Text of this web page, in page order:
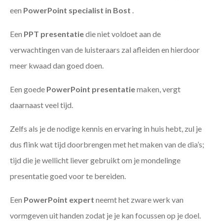
een PowerPoint specialist in Bost .
Een PPT presentatiedie niet voldoet aan de
verwachtingen van de luisteraars zal afleiden en hierdoor
meer kwaad dan goed doen.
Een goede PowerPoint presentatiemaken, vergt
daarnaast veel tijd.
Zelfs als je de nodige kennis en ervaring in huis hebt, zul je
dus flink wat tijd doorbrengen met het maken van de dia’s;
tijd die je wellicht liever gebruikt om je mondelinge
presentatie goed voor te bereiden.
Een PowerPoint expert neemt het zware werk van
vormgeven uit handen zodat je je kan focussen op je doel.